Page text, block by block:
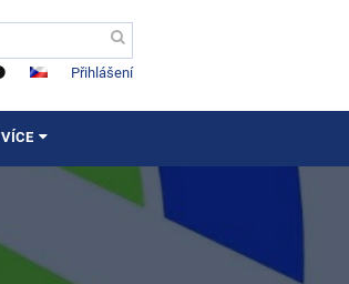
Přihlášení
VÍCE